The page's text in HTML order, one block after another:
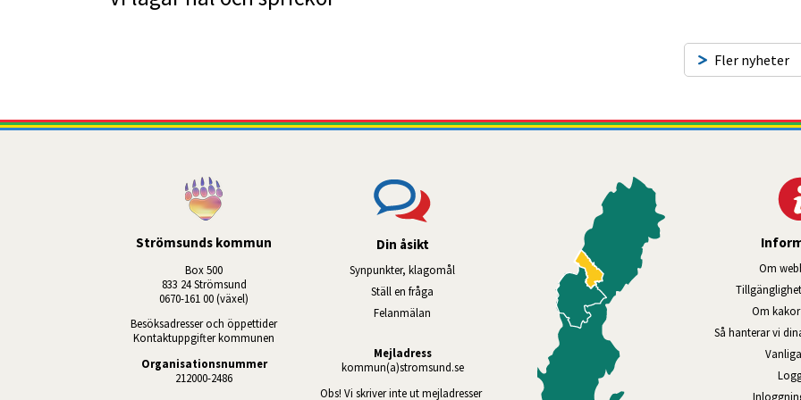
Fler nyheter
Strömsunds kommun
Box 500
833 24 Strömsund
0670-161 00 (växel)
Besöksadresser och öppettider
Kontaktuppgifter kommunen
Organisationsnummer
212000-2486
Din åsikt
Synpunkter, klagomål
Ställ en fråga
Felanmälan
Mejladress
kommun(a)stromsund.se
Obs! Vi skriver inte ut mejladresser
Om
Om
Så hanterar vi